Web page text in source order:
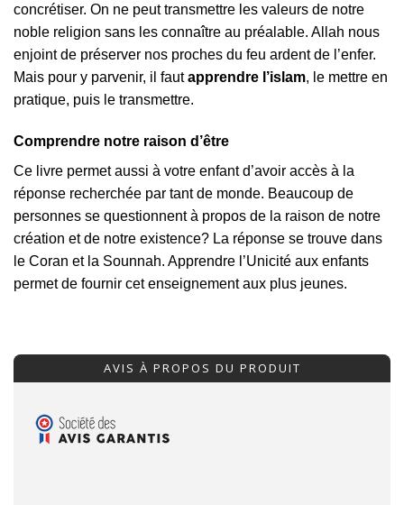
concrétiser. On ne peut transmettre les valeurs de notre
noble religion sans les connaître au préalable. Allah nous
enjoint de préserver nos proches du feu ardent de l’enfer.
Mais pour y parvenir, il fautapprendre l’islam, le mettre en
pratique, puis le transmettre.
Comprendre notre raison d’être
Ce livre permet aussi à votre enfant d’avoir accès à la
réponse recherchée par tant de monde. Beaucoup de
personnes se questionnent à propos de la raison de notre
création et de notre existence? La réponse se trouve dans
le Coran et la Sounnah. Apprendre l’Unicité aux enfants
permet de fournir cet enseignement aux plus jeunes.
AVIS À PROPOS DU PRODUIT